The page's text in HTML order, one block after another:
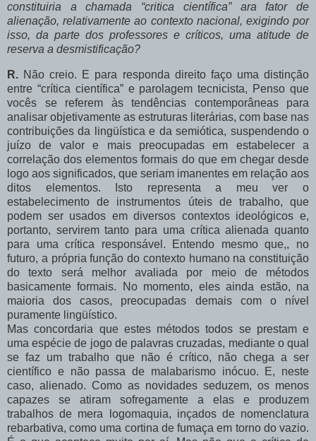
constituiria a chamada “critica científica” ara fator de
alienação, relativamente ao contexto nacional, exigindo por
isso, da parte dos professores e críticos, uma atitude de
reserva a desmistificação?
R. Não creio. E para responda direito faço uma distinção
entre “crítica científica” e parolagem tecnicista, Penso que
vocês se referem às tendências contemporâneas para
analisar objetivamente as estruturas literárias, com base nas
contribuições da lingüística e da semiótica, suspendendo o
juízo de valor e mais preocupadas em estabelecer a
correlação dos elementos formais do que em chegar desde
logo aos significados, que seriam imanentes em relação aos
ditos elementos. Isto representa a meu ver o
estabelecimento de instrumentos úteis de trabalho, que
podem ser usados em diversos contextos ideológicos e,
portanto, servirem tanto para uma crítica alienada quanto
para uma crítica responsável. Entendo mesmo que,, no
futuro, a própria função do contexto humano na constituição
do texto será melhor avaliada por meio de métodos
basicamente formais. No momento, eles ainda estão, na
maioria dos casos, preocupadas demais com o nível
puramente lingüístico.
Mas concordaria que estes métodos todos se prestam e
uma espécie de jogo de palavras cruzadas, mediante o qual
se faz um trabalho que não é crítico, não chega a ser
científico e não passa de malabarismo inócuo. E, neste
caso, alienado. Como as novidades seduzem, os menos
capazes se atiram sofregamente a elas e produzem
trabalhos de mera logomaquia, inçados de nomenclatura
rebarbativa, como uma cortina de fumaça em torno do vazio.